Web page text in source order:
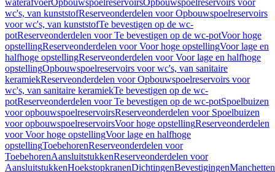
waterafvoerOpbouwspoelreservoirsOpbouwspoelreservoirs voor
wc's, van kunststofReserveonderdelen voor Opbouwspoelreservoirs
voor wc's, van kunststofTe bevestigen op de wc-
potReserveonderdelen voor Te bevestigen op de wc-potVoor hoge
opstellingReserveonderdelen voor Voor hoge opstellingVoor lage en
halfhoge opstellingReserveonderdelen voor Voor lage en halfhoge
opstellingOpbouwspoelreservoirs voor wc's, van sanitaire
keramiekReserveonderdelen voor Opbouwspoelreservoirs voor
wc's, van sanitaire keramiekTe bevestigen op de wc-
potReserveonderdelen voor Te bevestigen op de wc-potSpoelbuizen
voor opbouwspoelreservoirsReserveonderdelen voor Spoelbuizen
voor opbouwspoelreservoirsVoor hoge opstellingReserveonderdelen
voor Voor hoge opstellingVoor lage en halfhoge
opstellingToebehorenReserveonderdelen voor
ToebehorenAansluitstukkenReserveonderdelen voor
AansluitstukkenHoekstopkranenDichtingenBevestigingenManchetten